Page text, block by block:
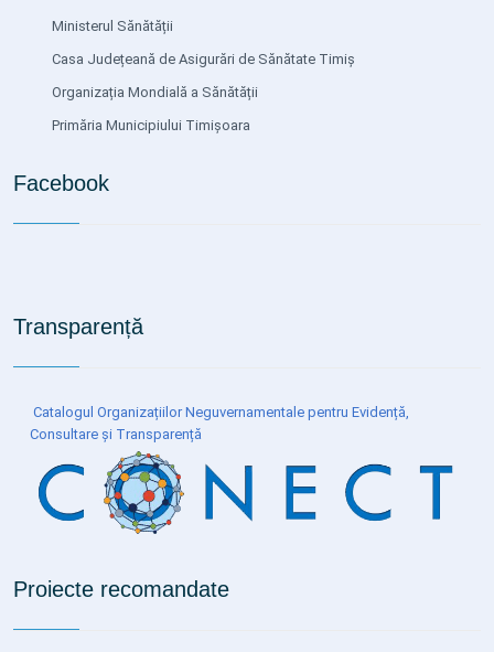
Ministerul Sănătății
Casa Județeană de Asigurări de Sănătate Timiș
Organizația Mondială a Sănătății
Primăria Municipiului Timișoara
Facebook
Transparență
Catalogul Organizațiilor Neguvernamentale pentru Evidență,
Consultare și Transparență
Proiecte recomandate